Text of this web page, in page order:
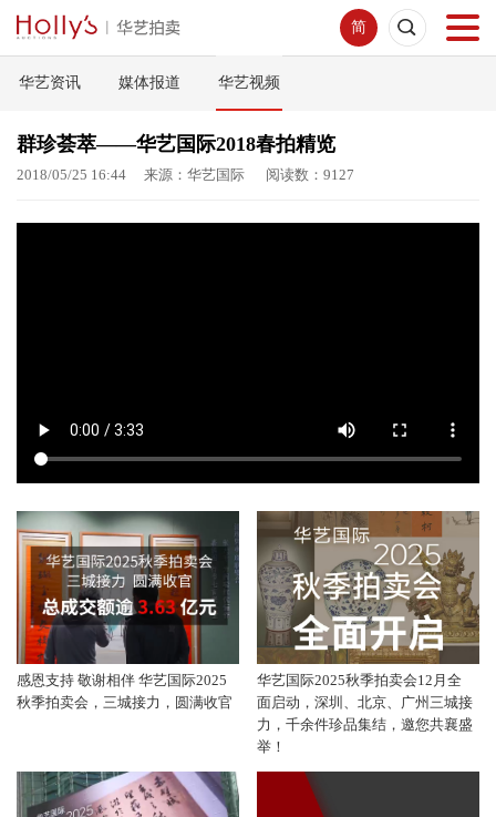
简
首页
拍卖预展
关于我们
华艺资讯 媒体报道 华艺视频
群珍荟萃——华艺国际2018春拍精览
2018/05/25 16:44 来源：华艺国际 阅读数：9127
感恩支持 敬谢相伴 华艺国际2025
秋季拍卖会，三城接力，圆满收官
华艺国际2025秋季拍卖会12月全
面启动，深圳、北京、广州三城接
力，千余件珍品集结，邀您共襄盛
举！